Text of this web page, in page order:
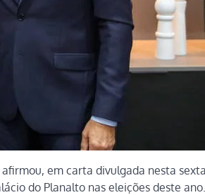
em carta divulgada nesta
do Planalto nas eleições deste